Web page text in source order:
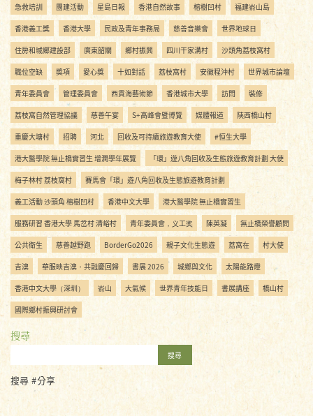
急救培訓 團建活動 星島日報 香港自然故事 榕樹凹村 福建嵛山島
香港義工獎 香港大學 民政及青年事務局 慈善音樂會 世界地球日
住房和城鄉建設部 廣東韶關 鄉村振興 四川干家溝村 沙頭角荔枝窩村
職位空缺 獎項 愛心獎 十如對話 荔枝窩村 安徽程沖村 世界城市論壇
青年委員會 管理委員會 西貢海藝術節 香港城市大學 訪問 裝修
荔枝窩自然管理協議 慈善午宴 S+高峰會暨博覽 媒體報道 陝西橋山村
重慶大塘村 招聘 河北 回收及可持續旅遊教育大使 #恒生大學
港大醫學院 無止橋實習生 增潤學年展覽 「環」遊八角回收及生態旅遊教育計劃 大使
梅子林村 荔枝窩村 賽馬會「環」遊八角回收及生態旅遊教育計劃
義工活動 沙頭角 榕樹凹村 香港中文大學 港大醫學院 無止橋實習生
服務研習 香港大學 馬岔村 清峪村 青年委員會，义工奖 陳英凝 無止橋榮譽顧問
公共衛生 慈善越野跑 BorderGo2026 親子文化生態遊 荔窩在 村大使
吉澳 華服映吉澳・共融慶回歸 書展 2026 城鄉與文化 太陽能路燈
香港中文大學（深圳） 嵛山 大氣候 世界青年技能日 書展講座 橋山村
國際鄉村振興研討會
搜尋
搜尋
搜尋 #分享